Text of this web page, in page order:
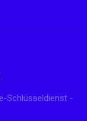
Schlüsseldienst -